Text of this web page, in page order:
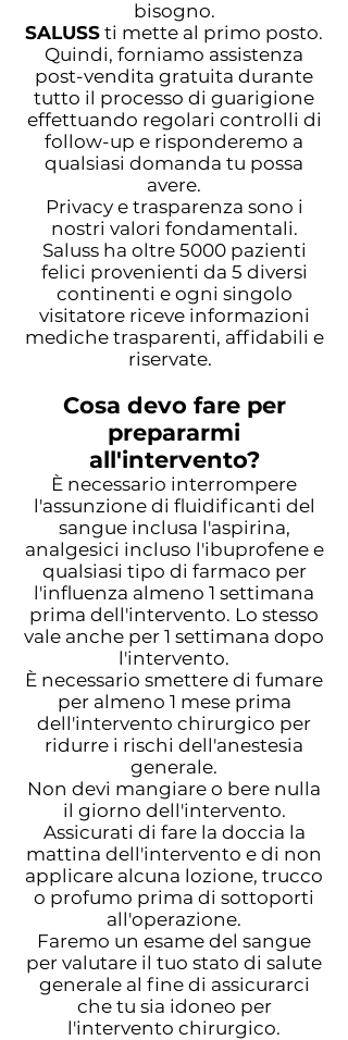
bisogno.
SALUSS ti mette al primo posto.
Quindi, forniamo assistenza
post-vendita gratuita durante
tutto il processo di guarigione
effettuando regolari controlli di
follow-up e risponderemo a
qualsiasi domanda tu possa
avere.
Privacy e trasparenza sono i
nostri valori fondamentali.
Saluss ha oltre 5000 pazienti
felici provenienti da 5 diversi
continenti e ogni singolo
visitatore riceve informazioni
mediche trasparenti, affidabili e
riservate.
Cosa devo fare per
prepararmi
all'intervento?
È necessario interrompere
l'assunzione di fluidificanti del
sangue inclusa l'aspirina,
analgesici incluso l'ibuprofene e
qualsiasi tipo di farmaco per
l'influenza almeno 1 settimana
prima dell'intervento. Lo stesso
vale anche per 1 settimana dopo
l'intervento.
È necessario smettere di fumare
per almeno 1 mese prima
dell'intervento chirurgico per
ridurre i rischi dell'anestesia
generale.
Non devi mangiare o bere nulla
il giorno dell'intervento.
Assicurati di fare la doccia la
mattina dell'intervento e di non
applicare alcuna lozione, trucco
o profumo prima di sottoporti
all'operazione.
Faremo un esame del sangue
per valutare il tuo stato di salute
generale al fine di assicurarci
che tu sia idoneo per
l'intervento chirurgico.